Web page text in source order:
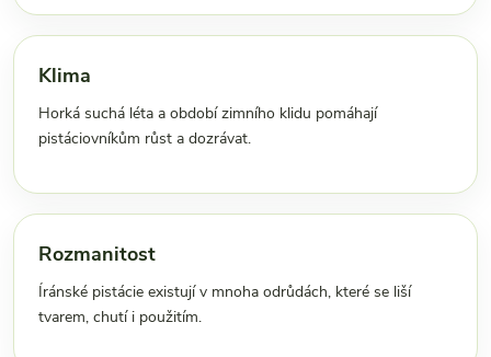
Klima
Horká suchá léta a období zimního klidu pomáhají
pistáciovníkům růst a dozrávat.
Rozmanitost
Íránské pistácie existují v mnoha odrůdách, které se liší
tvarem, chutí i použitím.